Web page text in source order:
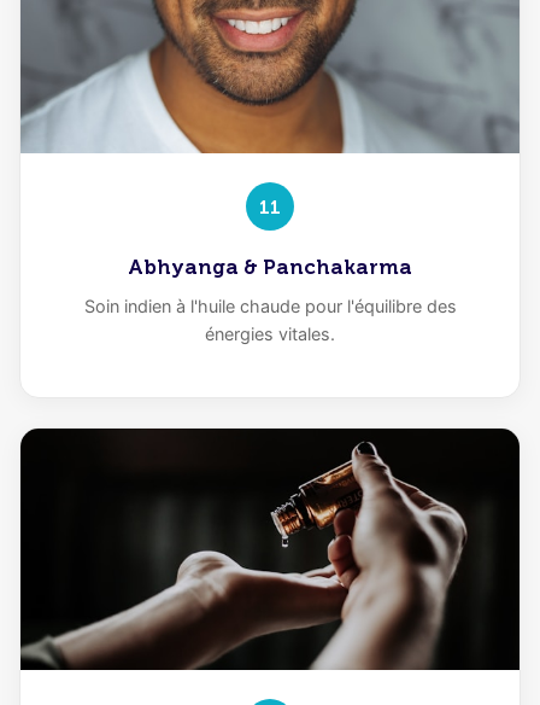
11
Abhyanga & Panchakarma
Soin indien à l'huile chaude pour l'équilibre des
énergies vitales.